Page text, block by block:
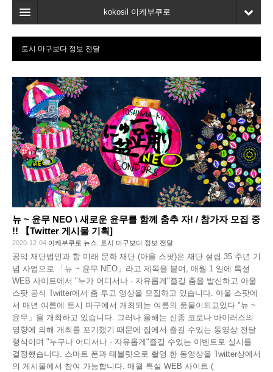
kokosil 이케부쿠로
홈
지도
최신정보
고객평가
마이페이지
즐겨찾기
토시 마구보다 정보 전달
뉴 ~ 윤무 NEO \ 새로운 윤무를 함께 춤추 자! / 참가자 모집 중
!! 【Twitter 게시물 기획]
2020-12-04 이케부쿠로 뉴스 토시 마구보다 정보 전달
공익 재단법인과 합 미래 문화 재단 (아울 스팟)은 재단 설립 35 주년 기
념 사업으로 「뉴 ~ 윤무 NEO」라고 제목을 붙여, 매월 1 일에 특설
WEB 사이트에서 "누가 어디서나 · 자유롭게"즐길 춤을 발신하고 아울
스팟 공식 Twitter에서 춤 투고 영상을 모집하고 있습니다. 아울 스팟에
서 매년 여름에 토시 마구에서 개최되는 여름의 풍물이되고있다 "뉴 ~
윤무」을 개최하고 있습니다. 그러나 올해는 신종 코로나 바이러스의
영향에 의해 개최를 포기했기 때문에 집에서 즐길 수있는 동영상 전달
형식이며 "누구나 어디서나 · 자유롭게"즐길 수있는 이벤트로 실시를
결정했습니다. 스마트 폰과 태블릿으로 촬영 한 동영상을 Twitter상에서
의 게시물에서 참여 가능합니다. 매월 특설 WEB 사이트 (